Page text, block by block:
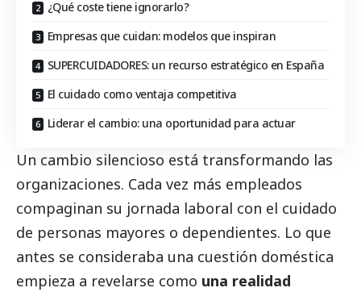
¿Qué coste tiene ignorarlo?
Empresas que cuidan: modelos que inspiran
SUPERCUIDADORES: un recurso estratégico en España
El cuidado como ventaja competitiva
Liderar el cambio: una oportunidad para actuar
Un cambio silencioso está transformando las
organizaciones. Cada vez más empleados
compaginan su jornada laboral con el cuidado
de personas mayores o dependientes. Lo que
antes se consideraba una cuestión doméstica
empieza a revelarse como una realidad